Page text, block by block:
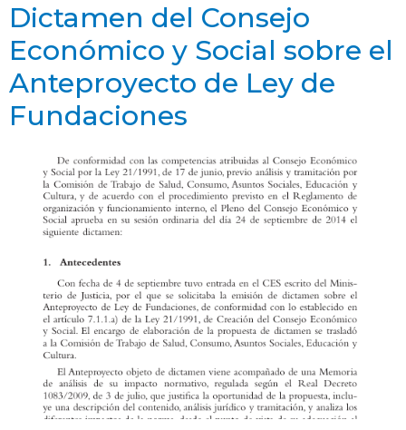
Dictamen del Consejo
Económico y Social sobre el
Anteproyecto de Ley de
Fundaciones